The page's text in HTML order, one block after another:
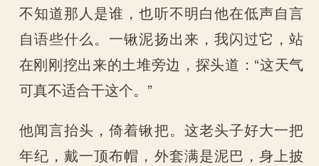
不知道那人是谁，也听不明白他在低声自言
自语些什么。一锹泥扬出来，我闪过它，站
在刚刚挖出来的土堆旁边，探头道：“这天气
可真不适合干这个。”
他闻言抬头，倚着锹把。这老头子好大一把
年纪，戴一顶布帽，外套满是泥巴，身上披